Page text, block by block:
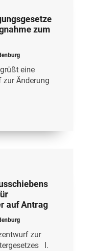
zum
eine
zur Änderung
auf Antrag
zur
I.